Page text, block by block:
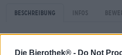
Die Bierothek® - Do Not
Beschreibung Infos
Das Storchenbier aus dem